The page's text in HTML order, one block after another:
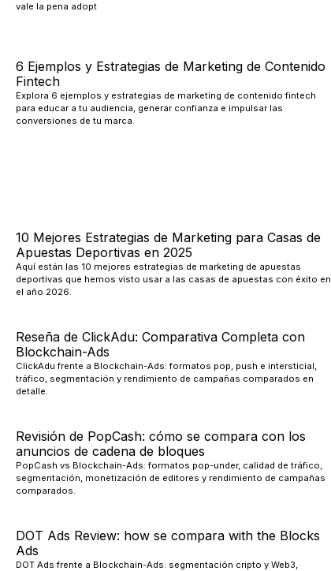
vale la pena adopt
6 Ejemplos y Estrategias de Marketing de Contenido
Fintech
Explora 6 ejemplos y estrategias de marketing de contenido fintech
para educar a tu audiencia, generar confianza e impulsar las
conversiones de tu marca.
10 Mejores Estrategias de Marketing para Casas de
Apuestas Deportivas en 2025
Aquí están las 10 mejores estrategias de marketing de apuestas
deportivas que hemos visto usar a las casas de apuestas con éxito en
el año 2026.
Reseña de ClickAdu: Comparativa Completa con
Blockchain-Ads
ClickAdu frente a Blockchain-Ads: formatos pop, push e intersticial,
tráfico, segmentación y rendimiento de campañas comparados en
detalle.
Revisión de PopCash: cómo se compara con los
anuncios de cadena de bloques
PopCash vs Blockchain-Ads: formatos pop-under, calidad de tráfico,
segmentación, monetización de editores y rendimiento de campañas
comparados.
DOT Ads Review: how se compara with the Blocks
Ads
DOT Ads frente a Blockchain-Ads: segmentación cripto y Web3,